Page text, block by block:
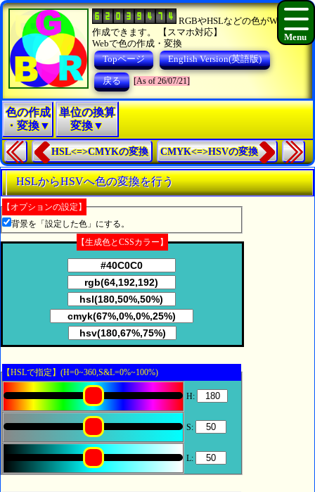
RGBやHSLなどの色がWEBで
作成できます。 【スマホ対応】
Webで色の作成・変換
Topページ
English Version(英語版)
戻る [As of 26/07/21]
色の作成
・変換▼
単位の換算
変換▼
HSL<=>CMYKの変換 CMYK<=>HSVの変換
HSLからHSVへ色の変換を行う
【オプションの設定】
背景を「設定した色」にする。
【生成色とCSSカラー】
【HSLで指定】(H=0~360,S&L=0%~100%)
H:
S:
L: